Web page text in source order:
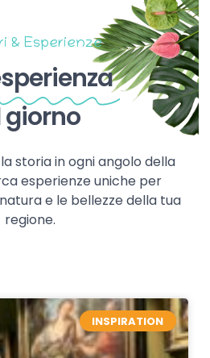
& Esperienze
giorno
storia in ogni angolo della
esperienze uniche per
e le bellezze della tua
regione.
INSPIRATION